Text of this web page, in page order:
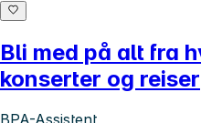
Bli med på alt fra
konserter og reiser